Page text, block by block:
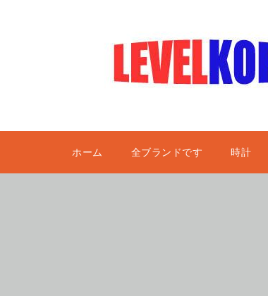
ホーム 全ブランドです 時計